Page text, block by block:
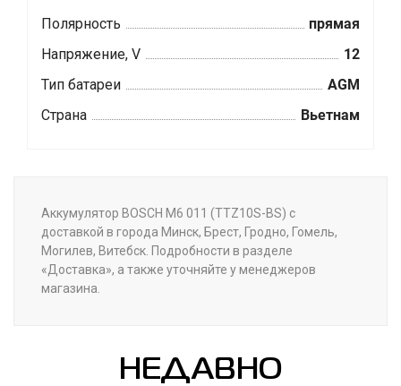
Полярность
прямая
Напряжение, V
12
Тип батареи
AGM
Страна
Вьетнам
Аккумулятор BOSCH M6 011 (TTZ10S-BS) с
доставкой в города Минск, Брест, Гродно, Гомель,
Могилев, Витебск. Подробности в разделе
«Доставка», а также уточняйте у менеджеров
магазина.
НЕДАВНО